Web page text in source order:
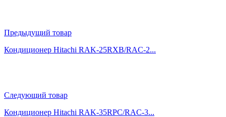
Предыдущий товар
Кондиционер Hitachi RAK-25RXB/RAC-2...
Следующий товар
Кондиционер Hitachi RAK-35RPC/RAC-3...